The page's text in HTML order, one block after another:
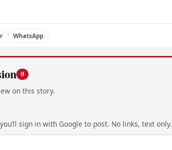
WhatsApp
0
on this story.
sign in with Google to post. No links, text only.